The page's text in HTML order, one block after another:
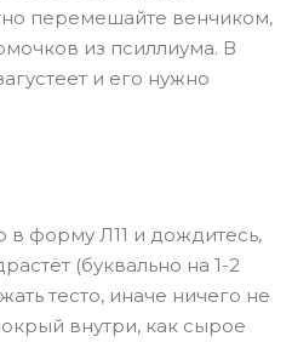
перемешайте венчиком,
из псиллиума. В
и его нужно
в форму Л11 и дождитесь,
(буквально на 1-2
тесто, иначе ничего не
внутри, как сырое